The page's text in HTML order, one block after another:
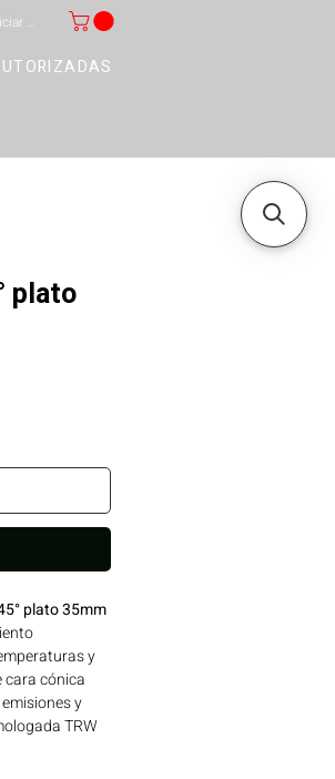
sesión
plato
plato 35mm
y
cara cónica
y
TRW